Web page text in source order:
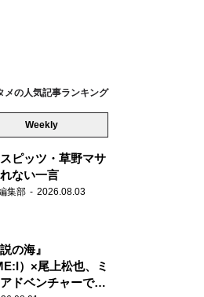
メの人気記事ランキング
Weekly
ピッツ・草野マサ
ない一言
集部 2026.08.03
の海』
）×尾上松也、ミ
ドベンチャーで美